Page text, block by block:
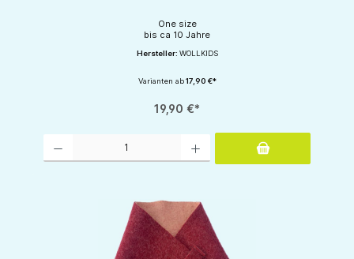
One size
bis ca 10 Jahre
Hersteller: WOLLKIDS
Varianten ab17,90 €*
19,90 €*